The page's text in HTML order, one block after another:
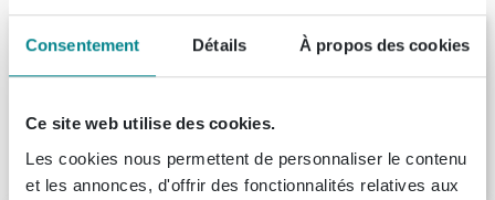
Consentement Détails À propos des cookies
Ce site web utilise des cookies.
Les cookies nous permettent de personnaliser le contenu
et les annonces, d'offrir des fonctionnalités relatives aux
Ink fineer plaque de recouvrement
300,51